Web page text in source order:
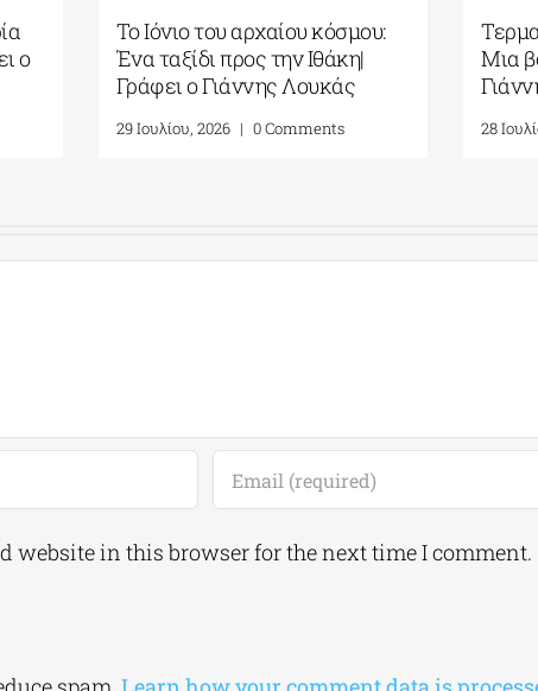
ο
Το Ιόνιο του αρχαίου κόσμου:
Ένα ταξίδι προς την Ιθάκη|
Γράφει ο Γιάννης Λουκάς
29 Ιουλίου, 2026 | 0 Comments
Μια
28
website in this browser for the next time I comment.